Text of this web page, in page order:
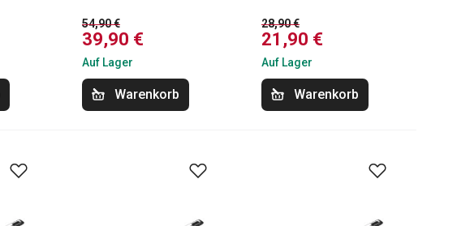
54,90 €
39,90 €
Auf Lager
Warenkorb
28,90 €
21,90 €
Auf Lager
Warenkorb